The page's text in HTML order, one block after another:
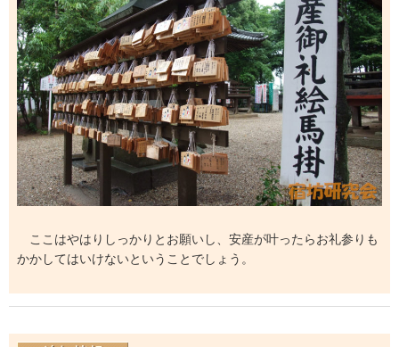
ここはやはりしっかりとお願いし、安産が叶ったらお礼参りも
かかしてはいけないということでしょう。